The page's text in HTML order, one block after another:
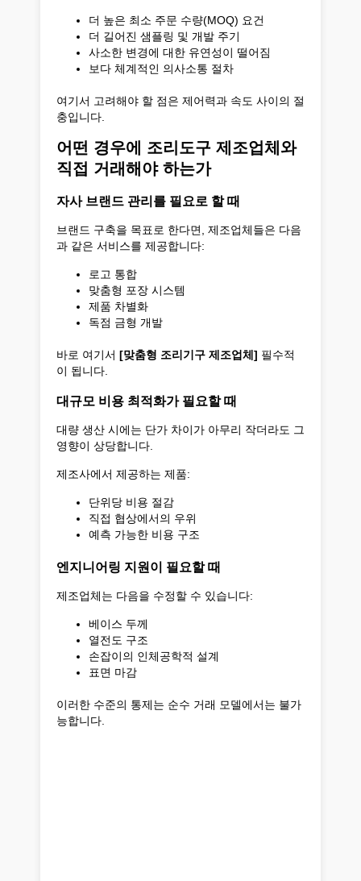
더 높은 최소 주문 수량(MOQ) 요건
더 길어진 샘플링 및 개발 주기
사소한 변경에 대한 유연성이 떨어짐
보다 체계적인 의사소통 절차
여기서 고려해야 할 점은 제어력과 속도 사이의 절
충입니다.
어떤 경우에 조리도구 제조업체와
직접 거래해야 하는가
자사 브랜드 관리를 필요로 할 때
브랜드 구축을 목표로 한다면, 제조업체들은 다음
과 같은 서비스를 제공합니다:
로고 통합
맞춤형 포장 시스템
제품 차별화
독점 금형 개발
바로 여기서 [맞춤형 조리기구 제조업체] 필수적
이 됩니다.
대규모 비용 최적화가 필요할 때
대량 생산 시에는 단가 차이가 아무리 작더라도 그
영향이 상당합니다.
제조사에서 제공하는 제품:
단위당 비용 절감
직접 협상에서의 우위
예측 가능한 비용 구조
엔지니어링 지원이 필요할 때
제조업체는 다음을 수정할 수 있습니다:
베이스 두께
열전도 구조
손잡이의 인체공학적 설계
표면 마감
이러한 수준의 통제는 순수 거래 모델에서는 불가
능합니다.